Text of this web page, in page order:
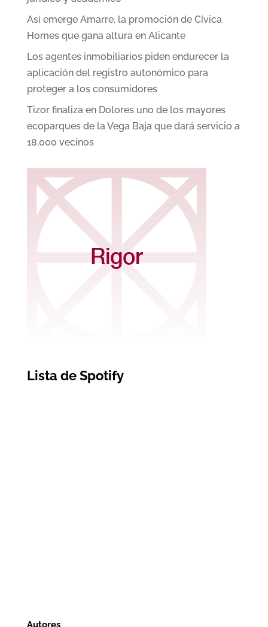
Así emerge Amarre, la promoción de Cívica
Homes que gana altura en Alicante
Los agentes inmobiliarios piden endurecer la
aplicación del registro autonómico para
proteger a los consumidores
Tizor finaliza en Dolores uno de los mayores
ecoparques de la Vega Baja que dará servicio a
18.000 vecinos
Lista de Spotify
Autores